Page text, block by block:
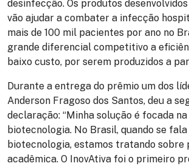
desinfecção. Os produtos
vão ajudar a combater a infecção
mais de 100 mil pacientes por ano no
grande diferencial competitivo a
baixo custo, por serem produzidos a
Durante a entrega do prêmio um dos
Anderson Fragoso dos Santos, deu a
declaração: “Minha solução é focada
biotecnologia. No Brasil, quando se fala
biotecnologia, estamos tratando sobre
acadêmica. O InovAtiva foi o primeiro